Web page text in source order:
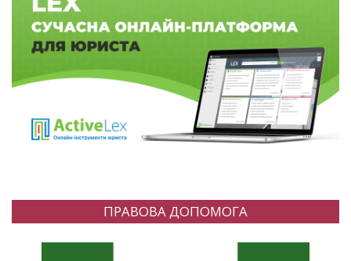
ПРАВОВА ДОПОМОГА